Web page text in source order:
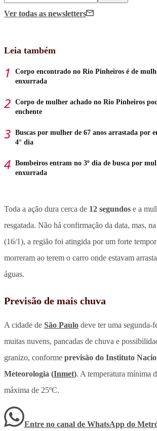
Ver todas as newsletters
Leia também
Corpo encontrado no Rio Pinheiros é de
enxurrada
Corpo de mulher achado no Rio Pinheiros
enchente
Buscas por mulher de 67 anos arrastada por
4° dia
Bombeiros entram no 3º dia de busca por
enxurrada
Toda a ação dura cerca de 12 segundos e a
resgatada. Não há confirmação da data, mas,
(16/1), a região foi atingida por um forte
morreram ao terem o carro onde estavam
águas.
Previsão de mais chuva
A cidade de São Paulo deve ter uma segunda-
muitas nuvens, pancadas de chuva e
granizo, conforme previsão do Instituto
Meteorologia (Inmet). A temperatura mínima
máxima de 25ºC.
Entre no canal de WhatsApp do